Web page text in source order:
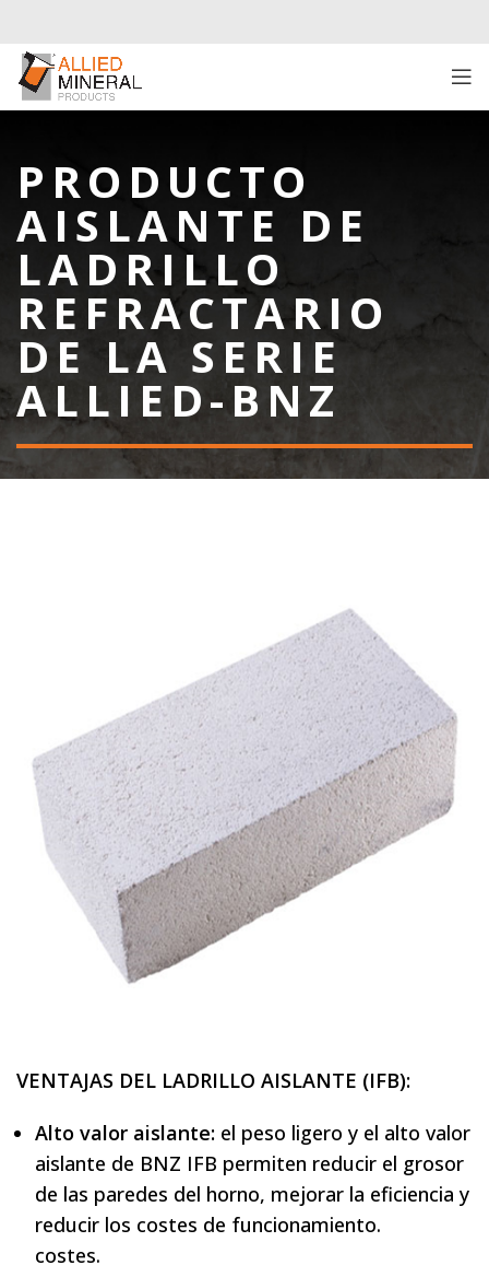
PRODUCTO
AISLANTE DE
LADRILLO
REFRACTARIO
DE LA SERIE
ALLIED-BNZ
VENTAJAS DEL LADRILLO AISLANTE (IFB):
Alto valor aislante: el peso ligero y el alto valor
aislante de BNZ IFB permiten reducir el grosor
de las paredes del horno, mejorar la eficiencia y
reducir los costes de funcionamiento.
costes.